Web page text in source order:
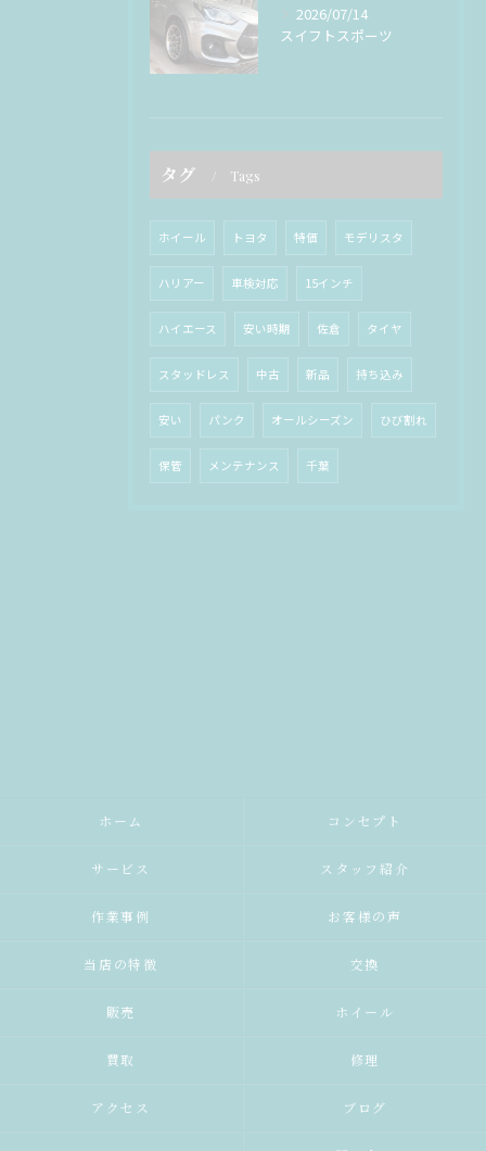
2026/07/14
スイフトスポーツ
タグ Tags
ホイール トヨタ 特価 モデリスタ
ハリアー 車検対応 15インチ
ハイエース 安い時期 佐倉 タイヤ
スタッドレス 中古 新品 持ち込み
安い パンク オールシーズン ひび割れ
保管 メンテナンス 千葉
ホーム コンセプト
サービス スタッフ紹介
作業事例 お客様の声
当店の特徴 交換
販売 ホイール
買取 修理
アクセス ブログ